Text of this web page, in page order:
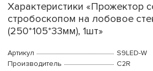
Характеристики «Прожектор
стробоскопом на лобовое
(250*105*33мм), 1шт»
Артикул
S9LED-W
Производитель
C2R